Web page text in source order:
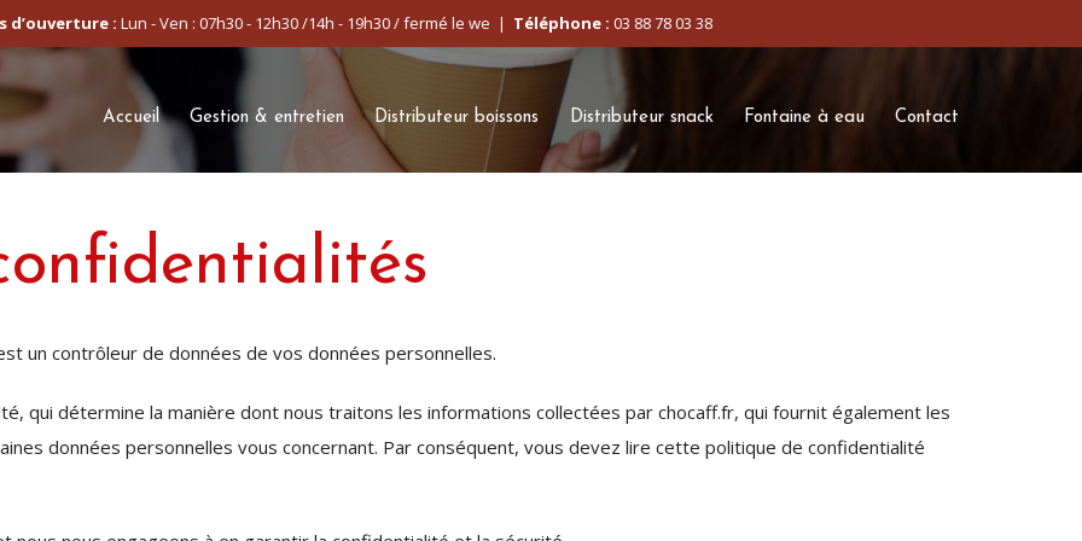
d’ouverture : Lun - Ven : 07h30 - 12h30 /14h - 19h30 / fermé le we | Téléphone : 03 88 78 03 38
Accueil Gestion & entretien Distributeur boissons Distributeur snack Fontaine à eau Contact
un contrôleur de données de vos données personnelles.
qui détermine la manière dont nous traitons les informations collectées par chocaff.fr, qui fournit également les
données personnelles vous concernant. Par conséquent, vous devez lire cette politique de confidentialité